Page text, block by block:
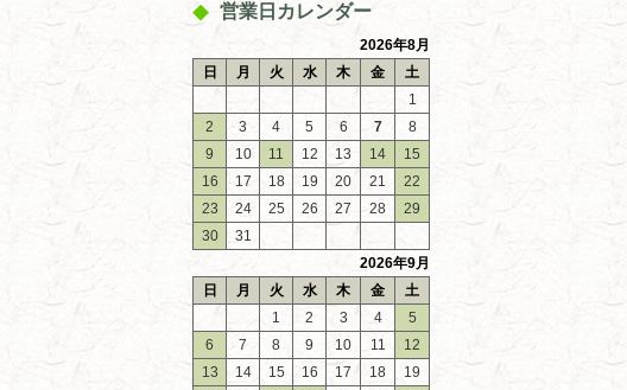
営業日カレンダー
2026年8月
日
月 火 水 木 金
土
1
2
3 4 5 6 7
8
9
10 11 12 13 14
15
16
17 18 19 20 21
22
23
24 25 26 27 28
29
30
31
2026年9月
日
月 火 水 木 金
土
1
2 3 4
5
6
7 8 9 10 11
12
13
14 15 16 17 18
19